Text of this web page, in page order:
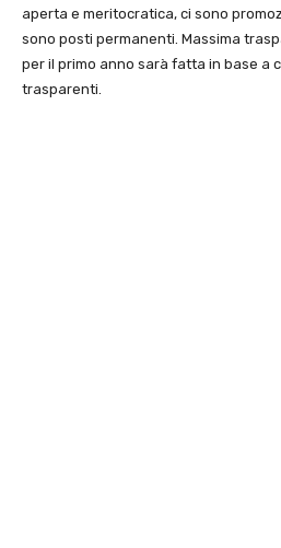
aperta e meritocratica, ci sono
sono posti permanenti. Massima
per il primo anno sarà fatta in base a
trasparenti.